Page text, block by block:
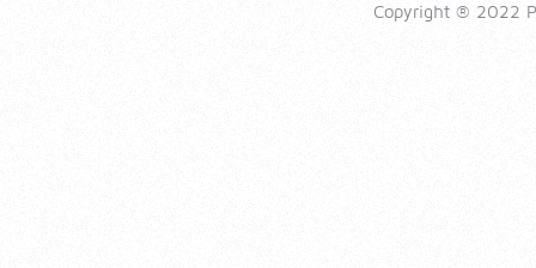
Copyright ® 2022